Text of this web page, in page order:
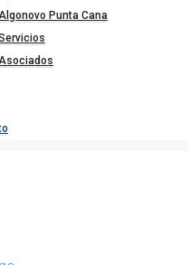
Punta Cana